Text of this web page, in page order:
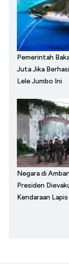
Pemerintah
Juta Jika
Lele Jumbo Ini
Negara di
Presiden
Kendaraan